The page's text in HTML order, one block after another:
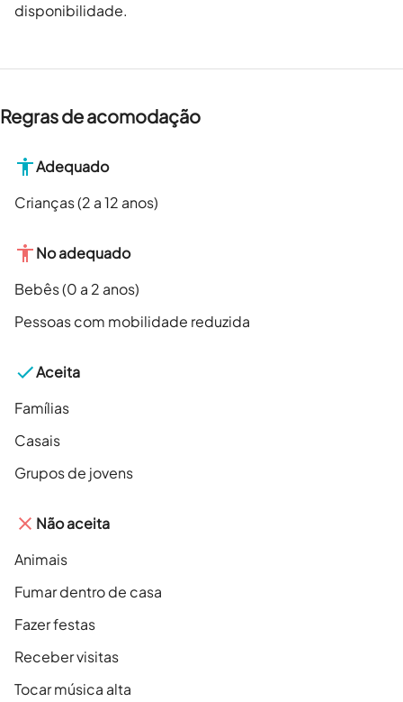
disponibilidade.
Regras de acomodação
Adequado
Crianças (2 a 12 anos)
No adequado
Bebês (0 a 2 anos)
Pessoas com mobilidade reduzida
Aceita
Famílias
Casais
Grupos de jovens
Não aceita
Animais
Fumar dentro de casa
Fazer festas
Receber visitas
Tocar música alta